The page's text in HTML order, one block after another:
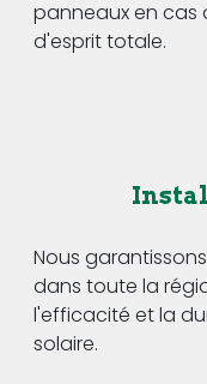
panneaux en cas
d'esprit totale.
Nous
dans toute la
l'efficacité et la
solaire.